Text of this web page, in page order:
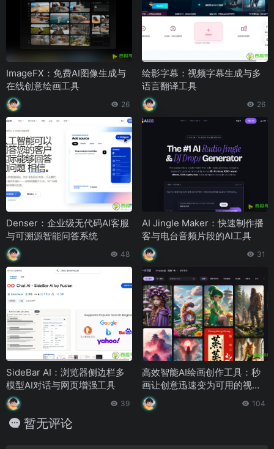
ImageFX：免费AI图像生成与
在线创意绘画工具
26
绘影字幕：视频字幕生成与多
语言翻译工具
26
Denser：企业级无代码AI客服
与可溯源智能问答系统
48
AI Jingle Maker：快速制作播
客与电台音频片段的AI工具
31
SideBar AI：浏览器侧边栏多
模型AI对话与网页增强工具
39
高效智能AI绘画创作工具：秒
画让创意迅速变为可用的视觉
作品
104
暂无评论